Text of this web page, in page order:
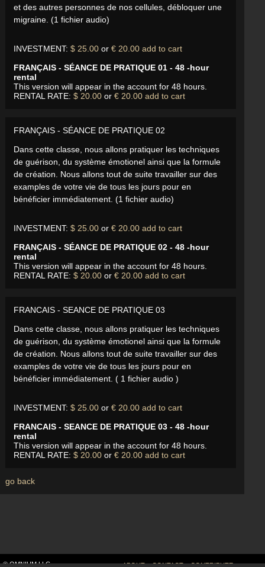
et des autres personnes de nos cellules, débloquer une
migraine. (1 fichier audio)
INVESTMENT: $ 25.00 or € 20.00 add to cart
FRANÇAIS - SÉANCE DE PRATIQUE 01 - 48 -hour
rental
This version will appear in the account for 48 hours.
RENTAL RATE: $ 20.00 or € 20.00 add to cart
FRANÇAIS - SÉANCE DE PRATIQUE 02
Dans cette classe, nous allons pratiquer les techniques
de guérison, du système émotionel ainsi que la formule
de création. Nous allons tout de suite travailler sur des
examples de votre vie de tous les jours pour en
bénéficier immédiatement. (1 fichier audio)
INVESTMENT: $ 25.00 or € 20.00 add to cart
FRANÇAIS - SÉANCE DE PRATIQUE 02 - 48 -hour
rental
This version will appear in the account for 48 hours.
RENTAL RATE: $ 20.00 or € 20.00 add to cart
FRANCAIS - SEANCE DE PRATIQUE 03
Dans cette classe, nous allons pratiquer les techniques
de guérison, du système émotionel ainsi que la formule
de création. Nous allons tout de suite travailler sur des
examples de votre vie de tous les jours pour en
bénéficier immédiatement. ( 1 fichier audio )
INVESTMENT: $ 25.00 or € 20.00 add to cart
FRANCAIS - SEANCE DE PRATIQUE 03 - 48 -hour
rental
This version will appear in the account for 48 hours.
RENTAL RATE: $ 20.00 or € 20.00 add to cart
go back
© OMNIUM LLC ABOUT CONTACT CONTRIBUTE